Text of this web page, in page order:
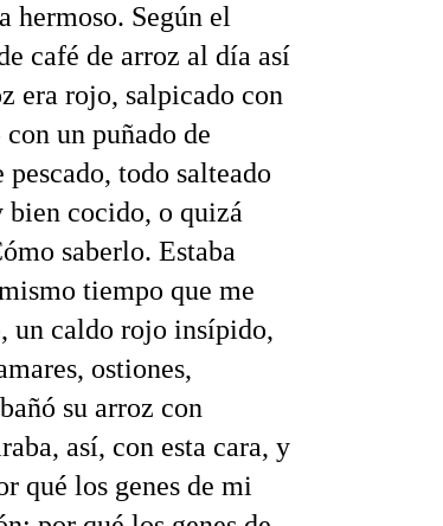
hermoso. Según el
café de arroz al día así
era rojo, salpicado con
un puñado de
todo salteado
bien cocido, o quizá
saberlo. Estaba
tiempo que me
un caldo rojo insípido,
ostiones,
su arroz con
así, con esta cara, y
qué los genes de mi